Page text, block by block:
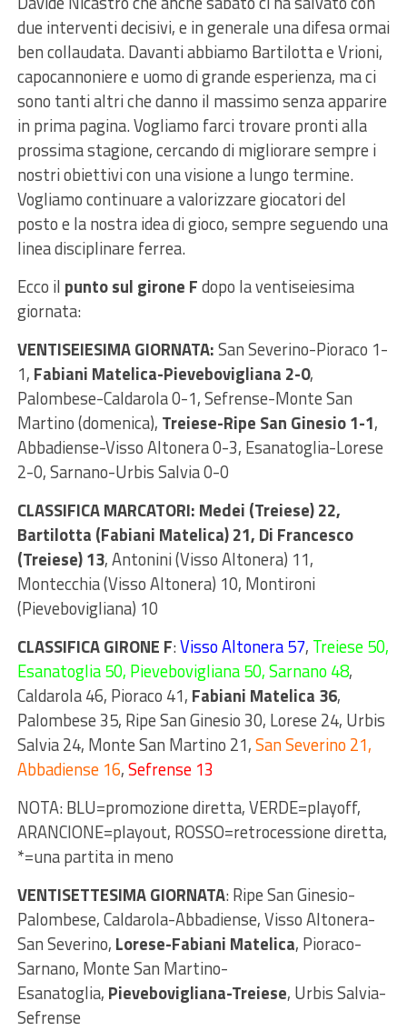
due interventi decisivi, e in generale una difesa ormai
ben collaudata. Davanti abbiamo Bartilotta e Vrioni,
capocannoniere e uomo di grande esperienza, ma ci
sono tanti altri che danno il massimo senza apparire
in prima pagina. Vogliamo farci trovare pronti alla
prossima stagione, cercando di migliorare sempre i
nostri obiettivi con una visione a lungo termine.
Vogliamo continuare a valorizzare giocatori del
posto e la nostra idea di gioco, sempre seguendo una
linea disciplinare ferrea.
Ecco il punto sul girone Fdopo la ventiseiesima
giornata:
VENTISEIESIMA GIORNATA:San Severino-Pioraco 1-
1, Fabiani Matelica-Pievebovigliana 2-0,
Palombese-Caldarola 0-1, Sefrense-Monte San
Martino (domenica), Treiese-Ripe San Ginesio 1-1,
Abbadiense-Visso Altonera 0-3, Esanatoglia-Lorese
2-0, Sarnano-Urbis Salvia 0-0
CLASSIFICA MARCATORI: Medei (Treiese) 22,
Bartilotta (Fabiani Matelica) 21, Di Francesco
(Treiese) 13, Antonini (Visso Altonera) 11,
Montecchia (Visso Altonera) 10, Montironi
(Pievebovigliana) 10
CLASSIFICA GIRONE F:Visso Altonera 57, Treiese 50,
Esanatoglia 50, Pievebovigliana 50, Sarnano 48,
Caldarola 46, Pioraco 41, Fabiani Matelica 36,
Palombese 35, Ripe San Ginesio 30, Lorese 24, Urbis
Salvia 24, Monte San Martino 21,San Severino 21,
Abbadiense 16,Sefrense 13
NOTA: BLU=promozione diretta, VERDE=playoff,
ARANCIONE=playout, ROSSO=retrocessione diretta,
*=una partita in meno
VENTISETTESIMA GIORNATA: Ripe San Ginesio-
Palombese, Caldarola-Abbadiense, Visso Altonera-
San Severino, Lorese-Fabiani Matelica, Pioraco-
Sarnano, Monte San Martino-
Esanatoglia, Pievebovigliana-Treiese, Urbis Salvia-
Sefrense